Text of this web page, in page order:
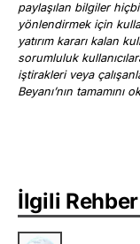
paylaşılan bilgiler
yönlendirmek için
yatırım kararı kalan
sorumluluk
iştirakleri veya
Beyanı’nın tamamını
İlgili